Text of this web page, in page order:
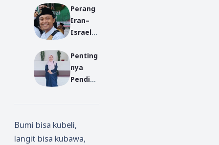
ang
Aksi di
Tengah
Keperc
ayaan
Publik
di Era
Digital:
Siapa
rnya
yang
Berkua
Ruang
Indone
sia?
Perang
Iran–
Israel:
Apa
Bekerja
,
ar Lagi
Kiamat
?
Penting
nya
Pendidi
Karakte
Genera
si Muda
Bumi bisa kubeli,
langit bisa kubawa,